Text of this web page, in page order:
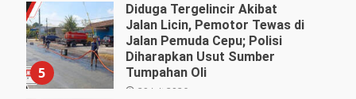
5
Diduga Tergelincir Akibat
Jalan Licin, Pemotor Tewas di
Jalan Pemuda Cepu; Polisi
Diharapkan Usut Sumber
Tumpahan Oli
29 Juli 2026